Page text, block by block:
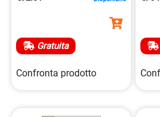
Gratuita
Confronta prodotto